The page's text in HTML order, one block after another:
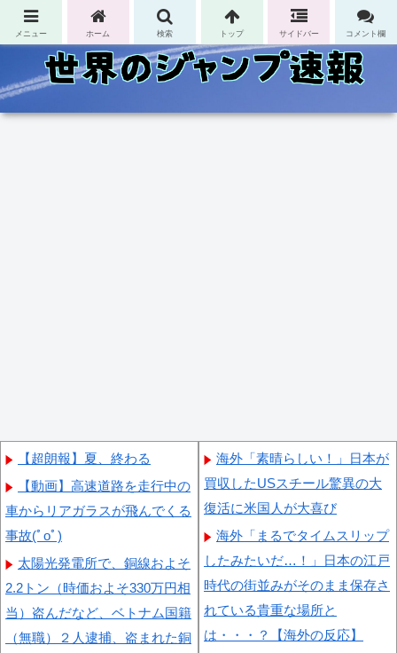
コンテンツへスキップ
【超朗報】夏、終わる
【動画】高速道路を走行中の
車からリアガラスが飛んでくる
事故(ﾟoﾟ)
太陽光発電所で、銅線およそ
2.2トン（時価およそ330万円相
当）盗んだなど、ベトナム国籍
（無職）２人逮捕、盗まれた銅
海外「素晴らしい！」日本が
買収したUSスチール驚異の大
復活に米国人が大喜び
海外「まるでタイムスリップ
したみたいだ…！」日本の江戸
時代の街並みがそのまま保存さ
れている貴重な場所と
は・・・？【海外の反応】
メニュー ホーム 検索 トップ サイドバー コメント欄